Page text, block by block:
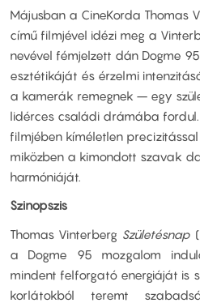
Májusban a CineKorda Thomas
című filmjével idézi meg a
nevével fémjelzett dán Dogme
esztétikáját és érzelmi
a kamerák remegnek – egy
lidérces családi drámába
filmjében kíméletlen
miközben a kimondott szavak
harmóniáját.
Szinopszis
Thomas Vinterberg Születésnap
a Dogme 95 mozgalom
mindent felforgató energiáját is
korlátokból teremt